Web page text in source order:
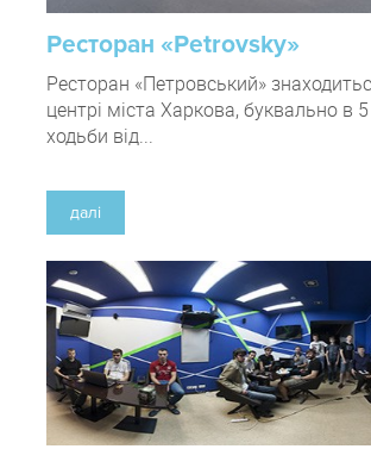
Ресторан «Petrovsky»
Ресторан «Петровський»
центрі міста Харкова, буквально в
ходьби від...
далі